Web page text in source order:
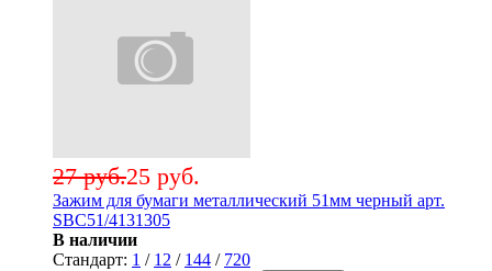
25 руб.
27 руб.
Зажим для бумаги металлический 51мм черный арт.
SBC51/4131305
В наличии
Стандарт: 1 / 12 / 144 / 720